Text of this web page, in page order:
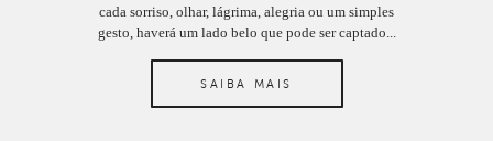
cada sorriso, olhar, lágrima, alegria ou um simples
gesto, haverá um lado belo que pode ser captado...
SAIBA MAIS